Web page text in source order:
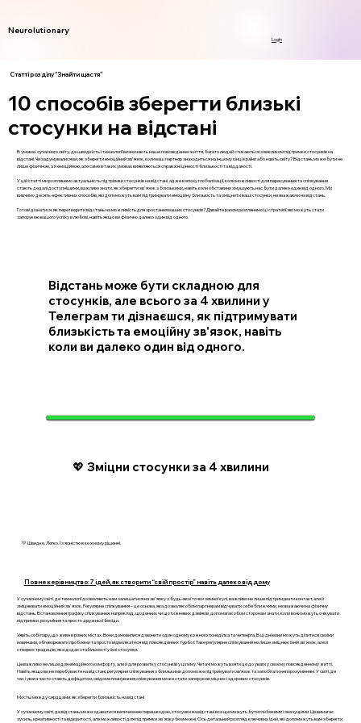
Neurolutionary
Login
Статті розділу "Знайти щастя"
10 способів зберегти близькі
стосунки на відстані
В умовах сучасного світу, де швидкість і технології визначають наше повсякденне життя, багато людей стикаються з викликом підтримки стосунків на
відстані. Чи задумувалися ви, як зберегти емоційний зв'язок, коли ваш партнер знаходиться на іншому кінці країни або навіть світу? Відстань може бути не
лише фізичною, а й емоційною, але саме в таких умовах виявляються справжні цінності близькості та відданості.
У цій статті ми розглянемо актуальність підтримки стосунків на відстані, адже в епоху глобалізації, коли можливості для пересування та спілкування
стають дедалі доступнішими, важливо знати, як зберегти зв'язок з близькими, навіть коли обставини змушують нас бути далеко один від одного. Ми
вивчимо десять ефективних способів, які допоможуть вам підтримувати емоційну близькість та зміцнити ваші стосунки, незважаючи на відстань.
Готові дізнатися, як перетворити відстань на можливість для зростання ваших стосунків? Давайте разом розглянемо ці стратегії, які можуть стати
запорукою вашого успіху в любові, навіть якщо ви фізично далеко один від одного.
Відстань може бути складною для
стосунків, але всього за 4 хвилини у
Телеграм ти дізнаєшся, як підтримувати
близькість та емоційну зв'язок, навіть
коли ви далеко один від одного.
💖 Зміцни стосунки за 4 хвилини
💛 Швидко. Легко. І з ясністю в кожному рішенні.
Повне керівництво: 7 ідей, як створити “свій простір” навіть далеко від дому
У сучасному світі, де технології дозволяють нам залишатися на зв'язку з будь-якої точки земної кулі, важливо не лише підтримувати контакт, але й
зміцнювати емоційний зв'язок. Регулярне спілкування – це основа, яка дозволяє обом партнерам відчувати себе ближчими, незважаючи на фізичну
відстань. Встановлення графіку спілкування, наприклад, щоденних чи щотижневих дзвінків, допомагає обом сторонам знати, коли вони можуть очікувати
підтримки, розуміння та просто дружньої бесіди.
Уявіть собі пару, що живе в різних містах. Вони домовилися дзвонити один одному кожного понеділка та четверга. В ці дні вони можуть ділитися своїми
новинами, обговорювати проблеми та просто відволікатися від повсякденних турбот. Таке регулярне спілкування не лише зміцнює їхній зв'язок, але й
створює традицію, яка додає стабільності у їхні стосунки.
Це важливо не лише для емоційного комфорту, але й для розвитку стосунків у цілому. Читачі можуть взяти це до уваги у своєму повсякденному житті.
Навіть якщо ви не перебуваєте на відстані, регулярне спілкування з близькими допоможе підтримувати зв’язок та запобігати непорозумінням. У світі, де
час і увага часто стають дефіцитом, свідоме планування спілкування може стати запорукою міцних і здорових стосунків.
Мосты между сердцами: як зберегти близькість на відстані
У сучасному світі, де відстань може здаватися величезною перешкодою, стосунки на відстані все ще можуть бути глибокими і значущими. Це вимагає
зусиль, креативності та відкритості, але можливості для підтримки зв'язку безмежні. Ось детальний розгляд ключових ідей, які допоможуть вам зберегти